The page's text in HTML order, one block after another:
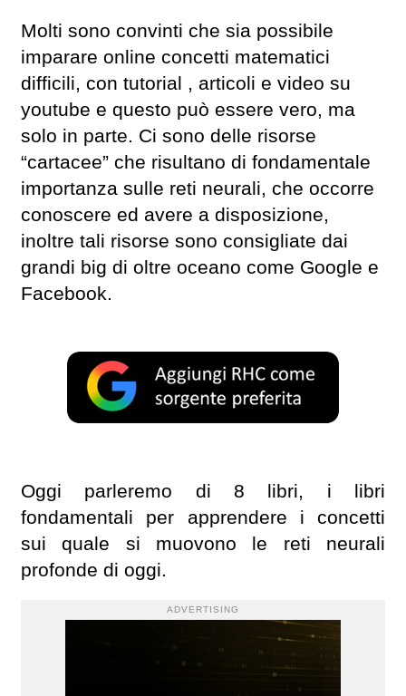
Molti sono convinti che sia possibile
imparare online concetti matematici
difficili, con tutorial , articoli e video su
youtube e questo può essere vero, ma
solo in parte. Ci sono delle risorse
“cartacee” che risultano di fondamentale
importanza sulle reti neurali, che occorre
conoscere ed avere a disposizione,
inoltre tali risorse sono consigliate dai
grandi big di oltre oceano come Google e
Facebook.
Oggi parleremo di 8 libri, i libri
fondamentali per apprendere i concetti
sui quale si muovono le reti neurali
profonde di oggi.
ADVERTISING